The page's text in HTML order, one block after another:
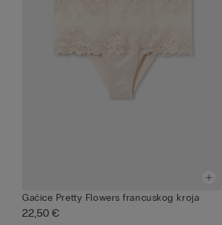
Gaćice Pretty Flowers francuskog kroja
22,50 €